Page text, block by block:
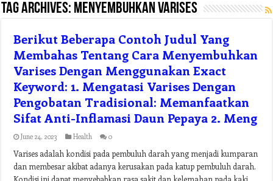
Tag Archives: menyembuhkan varises
Berikut Beberapa Contoh Judul Yang
Membahas Tentang Cara Menyembuhkan
Varises Dengan Menggunakan Exact
Keyword: 1. Mengatasi Varises Dengan
Pengobatan Tradisional: Memanfaatkan
Sifat Anti-Inflamasi Daun Pepaya 2. Meng
June 24, 2023 Health 0
Varises adalah kondisi pada pembuluh darah yang menjadi kumparan
dan membesar akibat adanya kerusakan pada katup pembuluh darah.
Kondisi ini dapat menyebabkan rasa sakit dan kelemahan pada kaki,